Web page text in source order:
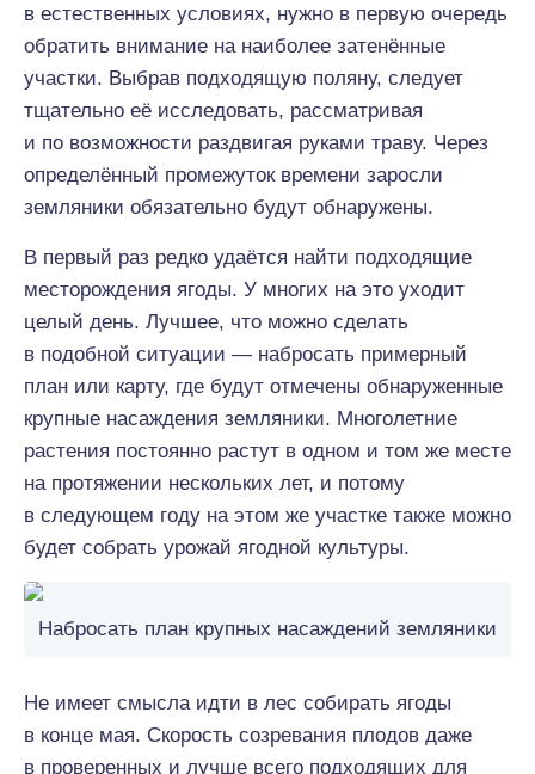
в естественных условиях, нужно в первую очередь
обратить внимание на наиболее затенённые
участки. Выбрав подходящую поляну, следует
тщательно её исследовать, рассматривая
и по возможности раздвигая руками траву. Через
определённый промежуток времени заросли
земляники обязательно будут обнаружены.
В первый раз редко удаётся найти подходящие
месторождения ягоды. У многих на это уходит
целый день. Лучшее, что можно сделать
в подобной ситуации — набросать примерный
план или карту, где будут отмечены обнаруженные
крупные насаждения земляники. Многолетние
растения постоянно растут в одном и том же месте
на протяжении нескольких лет, и потому
в следующем году на этом же участке также можно
будет собрать урожай ягодной культуры.
Набросать план крупных насаждений земляники
Не имеет смысла идти в лес собирать ягоды
в конце мая. Скорость созревания плодов даже
в проверенных и лучше всего подходящих для